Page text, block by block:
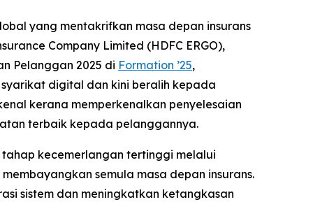
yang mentakrifkan masa depan insurans
Company Limited (HDFC ERGO),
Pelanggan 2025 di Formation ’25,
digital dan kini beralih kepada
kerana memperkenalkan penyelesaian
terbaik kepada pelanggannya.
kecemerlangan tertinggi melalui
semula masa depan insurans.
sistem dan meningkatkan ketangkasan